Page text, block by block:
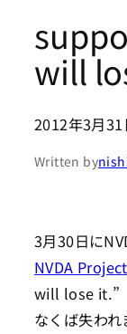
will
2012年3月31
Written by
3月30日に
NVDA Project
will lose it.”
なくば失われ